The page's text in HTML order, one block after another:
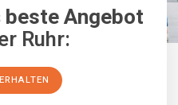
beste Angebot
Ruhr: